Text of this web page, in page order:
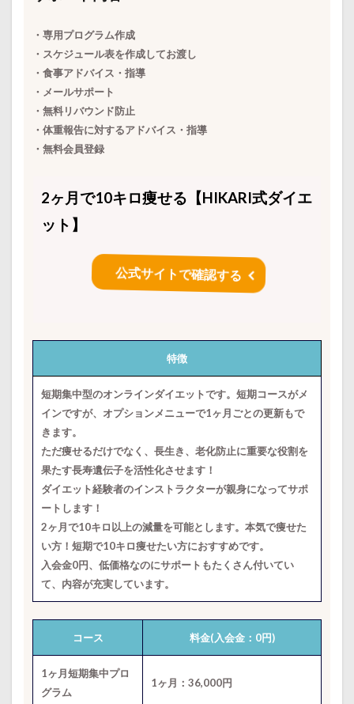
・専用プログラム作成
・スケジュール表を作成してお渡し
・食事アドバイス・指導
・メールサポート
・無料リバウンド防止
・体重報告に対するアドバイス・指導
・無料会員登録
2ヶ月で10キロ痩せる【HIKARI式ダイエ
ット】
公式サイトで確認する
特徴
短期集中型のオンラインダイエットです。短期コースがメ
インですが、オプションメニューで1ヶ月ごとの更新もで
きます。
ただ痩せるだけでなく、長生き、老化防止に重要な役割を
果たす長寿遺伝子を活性化させます！
ダイエット経験者のインストラクターが親身になってサポ
ートします！
2ヶ月で10キロ以上の減量を可能とします。本気で痩せた
い方！短期で10キロ痩せたい方におすすめです。
入会金0円、低価格なのにサポートもたくさん付いてい
て、内容が充実しています。
コース 料金(入会金：0円)
1ヶ月短期集中プロ
グラム
1ヶ月：36,000円